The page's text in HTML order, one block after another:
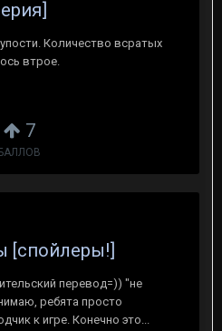
7
БАЛЛОВ
Количество всратых
втрое.
[спойлеры!]
перевод=)) "не
ребята просто
к игре. Конечно это...